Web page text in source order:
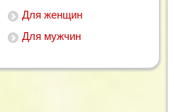
Для женщин
Для мужчин